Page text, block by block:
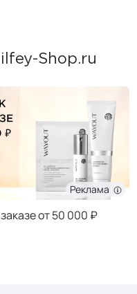
Shop.ru
Реклама
от 50 000 ₽